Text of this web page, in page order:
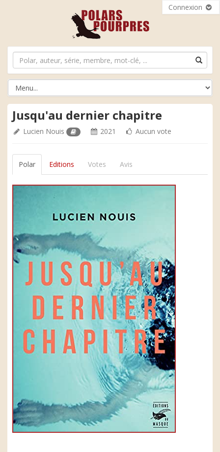
Connexion
Jusqu'au dernier chapitre
Lucien Nouis 2021 Aucun vote
Polar Editions Votes Avis